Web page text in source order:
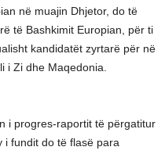
në muajin Dhjetor, do të
të Bashkimit Europian, për ti
kandidatët zyrtarë për në
i Zi dhe Maqedonia.
i progres-raportit të përgatitur
i fundit do të flasë para